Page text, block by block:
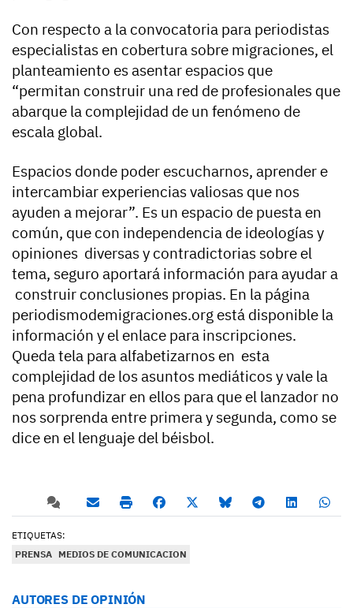
Con respecto a la convocatoria para periodistas
especialistas en cobertura sobre migraciones, el
planteamiento es asentar espacios que
“permitan construir una red de profesionales que
abarque la complejidad de un fenómeno de
escala global.
Espacios donde poder escucharnos, aprender e
intercambiar experiencias valiosas que nos
ayuden a mejorar”. Es un espacio de puesta en
común, que con independencia de ideologías y
opiniones diversas y contradictorias sobre el
tema, seguro aportará información para ayudar a
construir conclusiones propias. En la página
periodismodemigraciones.org está disponible la
información y el enlace para inscripciones.
Queda tela para alfabetizarnos en esta
complejidad de los asuntos mediáticos y vale la
pena profundizar en ellos para que el lanzador no
nos sorprenda entre primera y segunda, como se
dice en el lenguaje del béisbol.
ETIQUETAS:
PRENSA MEDIOS DE COMUNICACION
AUTORES DE OPINIÓN